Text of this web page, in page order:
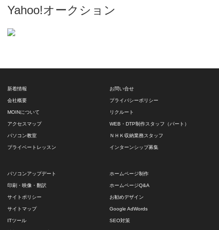
Yahoo!オークション
新着情報
会社概要
MOINについて
アクセスマップ
パソコン教室
プライベートレッスン
お問い合せ
プライバシーポリシー
リクルート
WEB・DTP制作スタッフ（パート）
ＮＨＫ収納業務スタッフ
インターンシップ募集
パソコンアップデート
印刷・映像・翻訳
サイトポリシー
サイトマップ
ITツール
ホームページ制作
ホームページQ&A
お勧めデザイン
Google AdWords
SEO対策